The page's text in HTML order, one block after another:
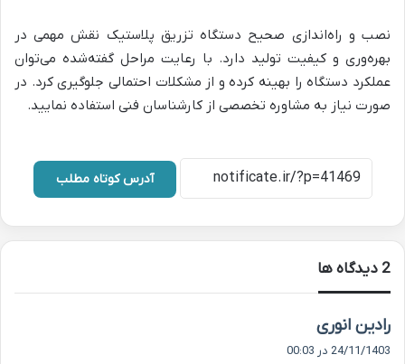
نصب و راه‌اندازی صحیح دستگاه تزریق پلاستیک نقش مهمی در
بهره‌وری و کیفیت تولید دارد. با رعایت مراحل گفته‌شده می‌توان
عملکرد دستگاه را بهینه کرده و از مشکلات احتمالی جلوگیری کرد. در
صورت نیاز به مشاوره تخصصی از کارشناسان فنی استفاده نمایید.
آدرس کوتاه مطلب
‫2 دیدگاه ها
رادین انوری
ف
24/11/1403 در 00:03